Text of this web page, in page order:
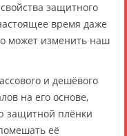
защитного
время даже
может изменить наш
и дешёвого
на его основе,
защитной плёнки
её